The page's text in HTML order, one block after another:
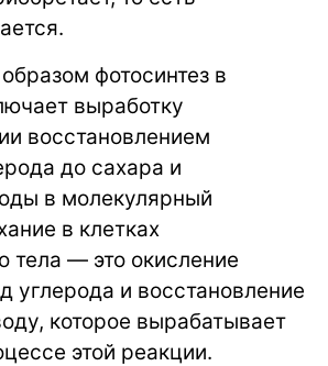
фотосинтез в
выработку
восстановлением
до сахара и
в молекулярный
в клетках
тела — это окисление
углерода и восстановление
которое вырабатывает
этой реакции.